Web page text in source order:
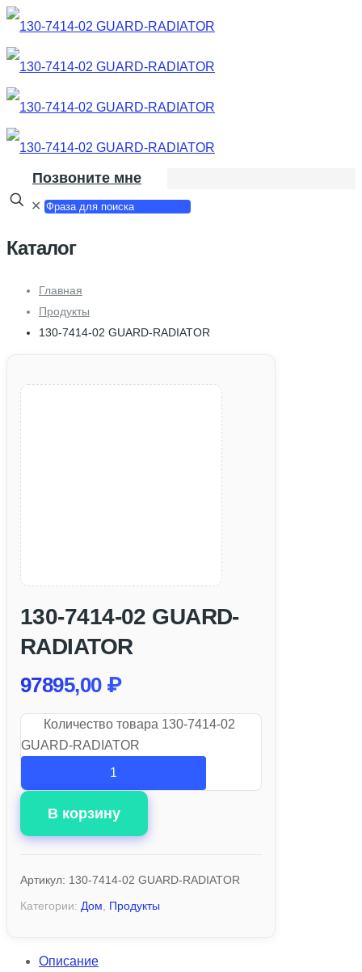
Позвоните мне
✕
Каталог
Главная
Продукты
130-7414-02 GUARD-RADIATOR
130-7414-02 GUARD-
RADIATOR
97895,00 ₽
Количество товара 130-7414-02
GUARD-RADIATOR
В корзину
Артикул: 130-7414-02 GUARD-RADIATOR
Категории: Дом Продукты
Описание